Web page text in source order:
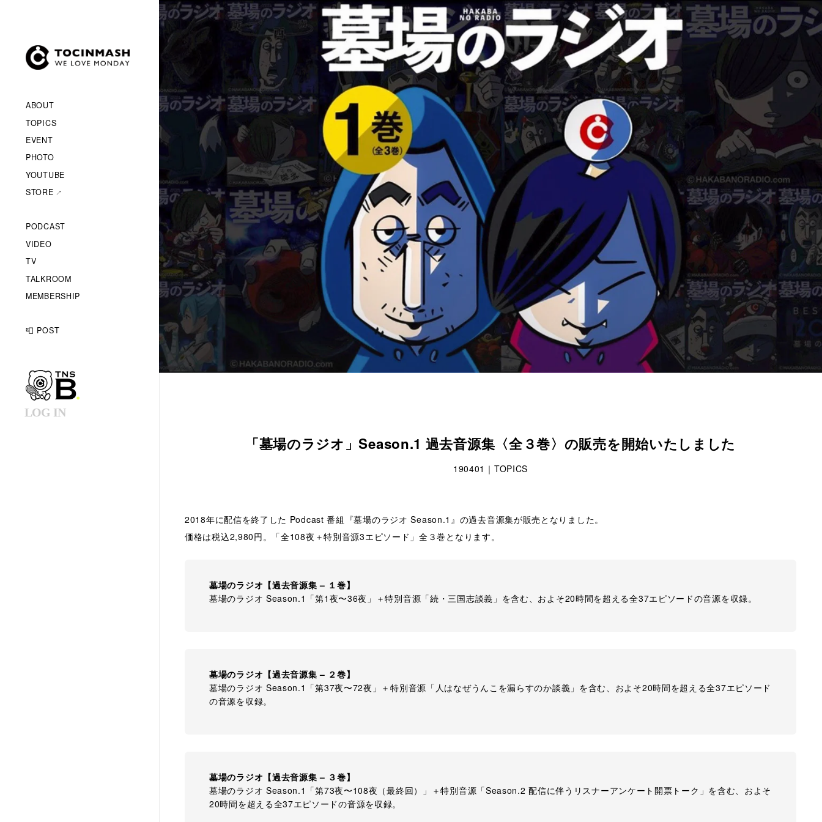
ABOUT
TOPICS
EVENT
PHOTO
YOUTUBE
STORE
PODCAST
VIDEO
TV
TALKROOM
MEMBERSHIP
📮 POST
LOG IN
「墓場のラジオ」Season.1 過去音源集〈全３巻〉の販売を開始いたしました
190401｜TOPICS
2018年に配信を終了した Podcast 番組『墓場のラジオ Season.1』の過去音源集が販売となりました。
価格は税込2,980円。「全108夜＋特別音源3エピソード」全３巻となります。
墓場のラジオ【過去音源集 – １巻】
墓場のラジオ Season.1「第1夜〜36夜」＋特別音源「続・三国志談義」を含む、およそ20時間を超える全37エピソードの音源を収録。
墓場のラジオ【過去音源集 – ２巻】
墓場のラジオ Season.1「第37夜〜72夜」＋特別音源「人はなぜうんこを漏らすのか談義」を含む、およそ20時間を超える全37エピソード
の音源を収録。
墓場のラジオ【過去音源集 – ３巻】
墓場のラジオ Season.1「第73夜〜108夜（最終回）」＋特別音源「Season.2 配信に伴うリスナーアンケート開票トーク」を含む、およそ
20時間を超える全37エピソードの音源を収録。